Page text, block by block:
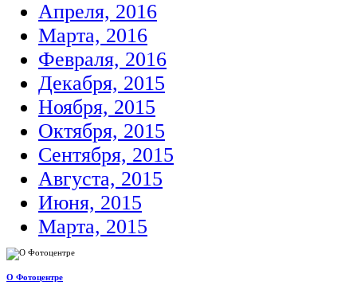
Апреля, 2016
Марта, 2016
Февраля, 2016
Декабря, 2015
Ноября, 2015
Октября, 2015
Сентября, 2015
Августа, 2015
Июня, 2015
Марта, 2015
О Фотоцентре